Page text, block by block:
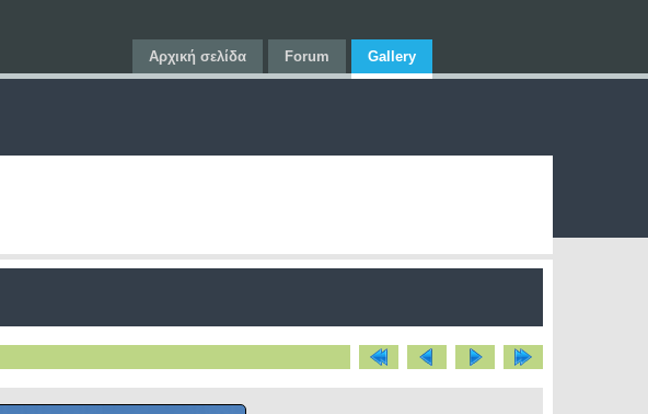
Αρχική σελίδα Forum Gallery